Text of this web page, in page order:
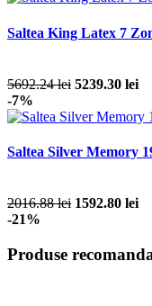
Saltea King Latex 7
5692.24 lei 5239.30 lei
-7%
Saltea Silver Memory
2016.88 lei 1592.80 lei
-21%
Produse